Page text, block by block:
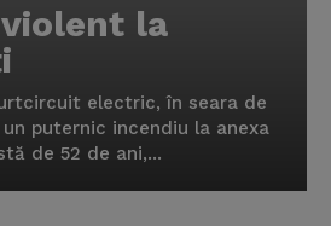
la
electric, în seara de
puternic incendiu la anexa
de 52 de ani,...